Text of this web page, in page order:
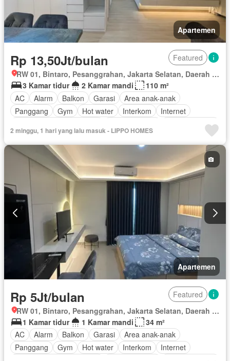
Apartemen
Rp 13,50Jt/bulan
Featured
RW 01, Bintaro, Pesanggrahan, Jakarta Selatan, Daerah Khusus Ibukota Jakarta
3 Kamar tidur
2 Kamar mandi
110 m²
AC
Alarm Balkon Garasi
Area anak-anak
Panggang
Gym Hot water Interkom
Internet
Secure parking
Keamanan
Kolam renang Telephone
Televisi
Berperabot lengkap
2 minggu, 1 hari yang lalu masuk - LIPPO HOMES
Apartemen
Rp 5Jt/bulan
Featured
RW 01, Bintaro, Pesanggrahan, Jakarta Selatan, Daerah Khusus Ibukota Jakarta
1 Kamar tidur
1 Kamar mandi
34 m²
AC
Alarm Balkon Garasi
Area anak-anak
Panggang
Gym Hot water Interkom
Internet